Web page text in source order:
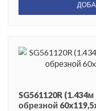
SG561120R
обрезной